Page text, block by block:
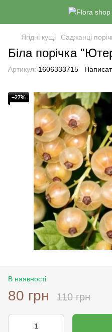
Ягідні кущі Саджанці
Біла порічка
Артикул: 1606333715
−27%
В наявності
80 грн 110 грн